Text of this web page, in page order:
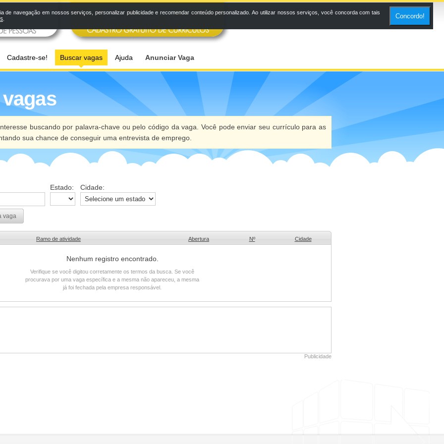
Cadastre-se! Buscar vagas Ajuda Anunciar Vaga
buscando por palavra-chave ou pelo código da vaga. Você pode enviar seu currículo para as
sua chance de conseguir uma entrevista de emprego.
Estado: Cidade:
vaga
Ramo de atividade Abertura Nº Cidade
Nenhum registro encontrado.
Verifique se você digitou corretamente os termos da busca. Se você
procurava por uma vaga específica e a mesma não apareceu, a mesma
já foi fechada pela empresa responsável.
Publicidade
navegação em nossos serviços, personalizar publicidade e recomendar conteúdo personalizado. Ao utilizar nossos serviços, você concorda com tais
Concordo!